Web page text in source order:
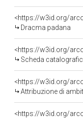
<https://w3id.org/
Dracma padana
<https://w3id.org/
Scheda
<https://w3id.org/
Attribuzione di
<https://w3id.org/